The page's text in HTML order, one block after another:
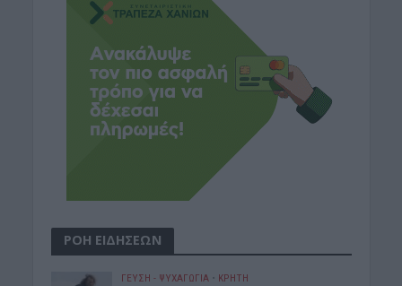
ΡΟΗ ΕΙΔΗΣΕΩΝ
ΓΕΎΣΗ - ΨΥΧΑΓΩΓΊΑ • ΚΡΗΤΗ